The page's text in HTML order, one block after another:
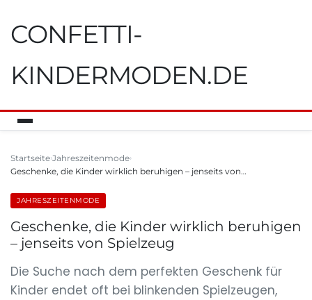
CONFETTI-
KINDERMODEN.DE
Startseite Jahreszeitenmode
Geschenke, die Kinder wirklich beruhigen – jenseits von…
JAHRESZEITENMODE
Geschenke, die Kinder wirklich beruhigen
– jenseits von Spielzeug
Die Suche nach dem perfekten Geschenk für
Kinder endet oft bei blinkenden Spielzeugen,